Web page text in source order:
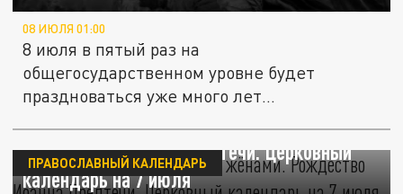
08 ИЮЛЯ 01:00
8 июля в пятый раз на
общегосударственном уровне будет
праздноваться уже много лет
"Величайший из рождённых жёнами".
Рождество Иоанна Предтечи. Церковный
календарь на 7 июля
ПРАВОСЛАВНЫЙ КАЛЕНДАРЬ